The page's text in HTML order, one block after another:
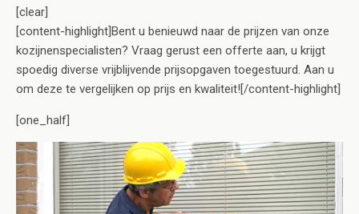
[clear]
[content-highlight]Bent u benieuwd naar de prijzen van onze
kozijnenspecialisten? Vraag gerust een offerte aan, u krijgt
spoedig diverse vrijblijvende prijsopgaven toegestuurd. Aan u
om deze te vergelijken op prijs en kwaliteit![/content-highlight]
[one_half]